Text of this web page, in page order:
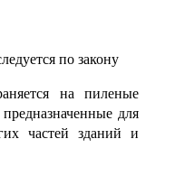
по закону
на пиленые
для
частей зданий и